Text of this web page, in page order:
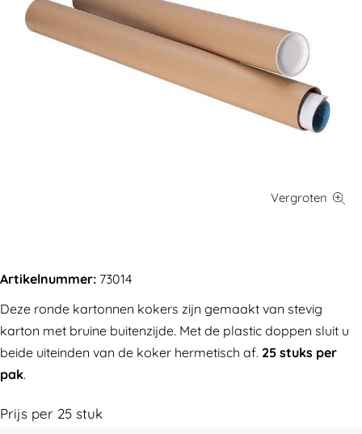
Artikelnummer: 73014
Deze ronde kartonnen kokers zijn gemaakt van stevig
karton met bruine buitenzijde. Met de plastic doppen sluit u
beide uiteinden van de koker hermetisch af. 25 stuks per
pak.
Prijs per 25 stuk